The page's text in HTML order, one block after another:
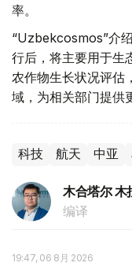
率。
“Uzbekcosmos”介
行后，将主要用于生
农作物生长状况评估
域，为相关部门提供
科技 航天 中亚
木合塔尔 木
编译
19:47, 06 8月 2026